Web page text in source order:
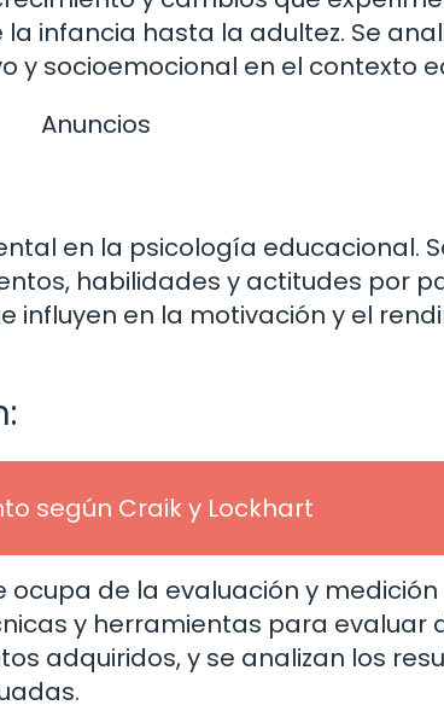
infancia hasta la adultez. Se
y socioemocional en el contexto
Anuncios
en la psicología educacional.
habilidades y actitudes por
influyen en la motivación y el
según Craik y Lockhart
de la evaluación y
y herramientas para evaluar
adquiridos, y se analizan los